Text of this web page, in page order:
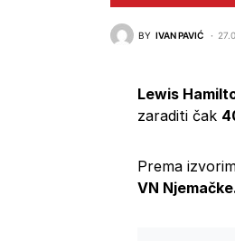
BY IVAN PAVIĆ
Lewis
zaraditi čak
Prema
VN